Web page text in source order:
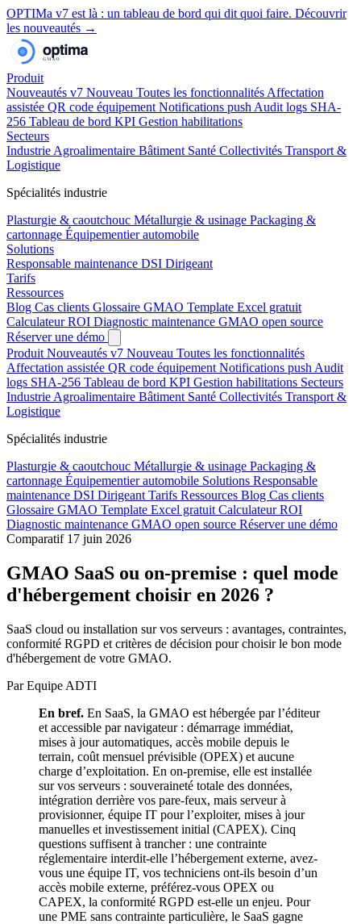
OPTIMa v7 est là : un tableau de bord qui dit quoi faire. Découvrir
les nouveautés →
Produit
Nouveautés v7 Nouveau Toutes les fonctionnalités Affectation
assistée QR code équipement Notifications push Audit logs SHA-
256 Tableau de bord KPI Gestion habilitations
Secteurs
Industrie Agroalimentaire Bâtiment Santé Collectivités Transport &
Logistique
Spécialités industrie
Plasturgie & caoutchouc Métallurgie & usinage Packaging &
cartonnage Équipementier automobile
Solutions
Responsable maintenance DSI Dirigeant
Tarifs
Ressources
Blog Cas clients Glossaire GMAO Template Excel gratuit
Calculateur ROI Diagnostic maintenance GMAO open source
Réserver une démo
Produit Nouveautés v7 Nouveau Toutes les fonctionnalités
Affectation assistée QR code équipement Notifications push Audit
logs SHA-256 Tableau de bord KPI Gestion habilitations Secteurs
Industrie Agroalimentaire Bâtiment Santé Collectivités Transport &
Logistique
Spécialités industrie
Plasturgie & caoutchouc Métallurgie & usinage Packaging &
cartonnage Équipementier automobile Solutions Responsable
maintenance DSI Dirigeant Tarifs Ressources Blog Cas clients
Glossaire GMAO Template Excel gratuit Calculateur ROI
Diagnostic maintenance GMAO open source Réserver une démo
Comparatif 17 juin 2026
GMAO SaaS ou on-premise : quel mode
d'hébergement choisir en 2026 ?
SaaS cloud ou installation sur vos serveurs : avantages, contraintes,
conformité RGPD et critères de décision pour choisir le bon mode
d'hébergement de votre GMAO.
Par Equipe ADTI
En bref. En SaaS, la GMAO est hébergée par l’éditeur
et accessible par navigateur : démarrage immédiat,
mises à jour automatiques, accès mobile depuis le
terrain, coût mensuel prévisible (OPEX) et aucune
charge d’exploitation. En on-premise, elle est installée
sur vos serveurs : souveraineté totale des données,
intégration derrière vos pare-feux, mais serveur à
provisionner, équipe IT pour l’exploiter, mises à jour
manuelles et investissement initial (CAPEX). Cinq
questions suffisent à trancher : une contrainte
réglementaire interdit-elle l’hébergement externe, avez-
vous une équipe IT, vos techniciens ont-ils besoin d’un
accès mobile externe, préférez-vous OPEX ou
CAPEX, la conformité RGPD est-elle un enjeu. Pour
une PME sans contrainte particulière, le SaaS gagne